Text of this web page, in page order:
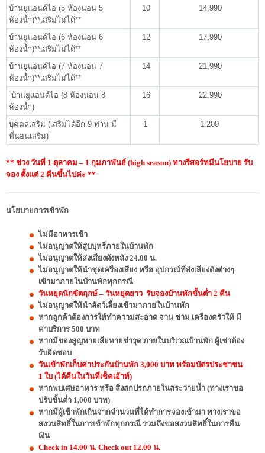
บ้านยูแอนด์ไอ (5 ห้องนอน 5
ห้องน้ำ)**เสริมไม่ได้**
10 14,990
บ้านยูแอนด์ไอ (6 ห้องนอน 6
ห้องน้ำ)**เสริมไม่ได้**
12 17,990
บ้านยูแอนด์ไอ (7 ห้องนอน 7
ห้องน้ำ)**เสริมไม่ได้**
14 21,990
บ้านยูแอนด์ไอ (8 ห้องนอน 8
ห้องน้ำ)
16 22,990
บุคคลเสริม (เสริมได้อีก 9 ท่าน มี
ที่นอนเสริม)
1 1,200
** ช่วง วันที่ 1 ตุลาคม – 1 กุมภาพันธ์ (high season) ทางรีสอร์ทมีนโยบาย รับ
จอง ตั้งแต่ 2 คืนขึ้นไปค่ะ **
นโยบายการเข้าพัก
ไม่มีอาหารเช้า
ไม่อนุญาตให้สูบบุหรี่ภายในบ้านพัก
ไม่อนุญาตให้ส่งเสียงดังหลัง 24.00 น.
ไม่อนุญาตให้นำชุดเครื่องเสียง หรือ อุปกรณ์ที่ส่งเสียงดังต่างๆ
เข้ามาภายในบ้านพักทุกกรณี
วันหยุดนักขัตฤกษ์ – วันหยุดยาว รับจองบ้านพักขั้นต่ำ 2 คืน
ไม่อนุญาตให้นำสัตว์เลี้ยงเข้ามาภายในบ้านพัก
หากลูกค้าต้องการให้ทำความสะอาด จาน ชาม เครื่องครัวให้ มี
ค่าบริการ 500 บาท
หากมีของสูญหายเสียหายชำรุด ภายในบริเวณบ้านพัก ผู้เช่าต้อง
รับผิดชอบ
วันเข้าพักเก็บค่าประกันบ้านพัก 3,000 บาท พร้อมบัตรประชาชน
1 ใบ (ได้คืนในวันที่เช็คเอ้าท์)
หากพบเศษอาหาร หรือ สิ่งสกปรกภายในสระว่ายน้ำ (ทางเราขอ
ปรับขั้นต่ำ 1,000 บาท)
หากมีผู้เข้าพักเกินจากจำนวนที่ได้ทำการจองเข้ามา ทางเราขอ
สงวนสิทธิ์ในการเข้าพักทุกกรณี รวมถึงขอสงวนสิทธิ์ในการคืน
เงิน
Check in 14.00 น. Check out 12.00 น.